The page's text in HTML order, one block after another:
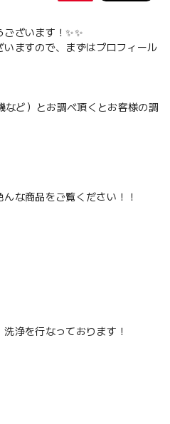
ざいます！✨✨
ますので、まずはプロフィール
ど）とお調べ頂くとお客様の調
な商品をご覧ください！！
浄を行なっております！